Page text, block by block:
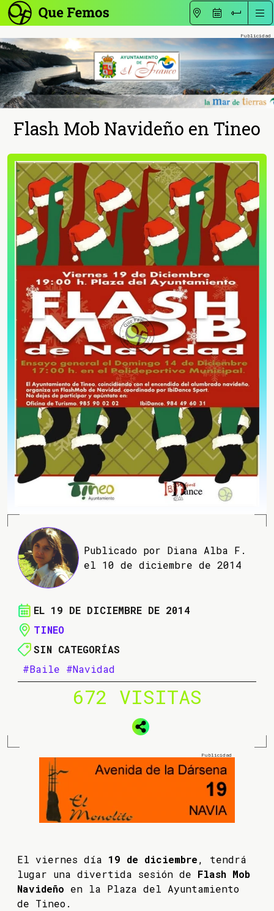
Flash Mob Navideño en Tineo
Publicado por Diana Alba F.
el 10 de diciembre de 2014
EL 19 DE DICIEMBRE DE 2014
TINEO
SIN CATEGORÍAS
#Baile #Navidad
672 VISITAS
El viernes día 19 de diciembre, tendrá
lugar una divertida sesión de Flash Mob
Navideño en la Plaza del Ayuntamiento
de Tineo.